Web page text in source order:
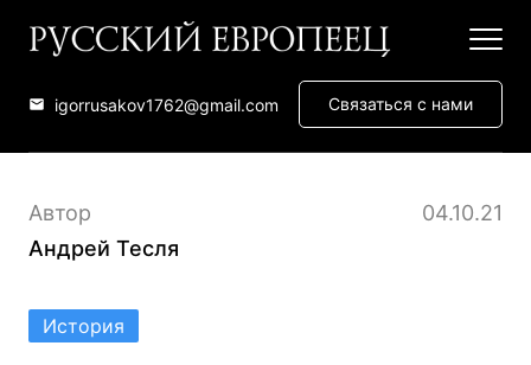
igorrusakov1762@gmail.com Связаться с нами
Автор
Андрей Тесля
04.10.21
История